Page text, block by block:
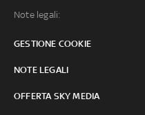
Note legali:
GESTIONE COOKIE
NOTE LEGALI
OFFERTA SKY MEDIA